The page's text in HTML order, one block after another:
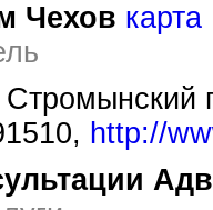
Чехов карта
http://